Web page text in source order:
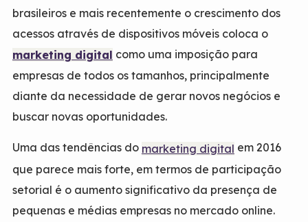
brasileiros e mais recentemente o crescimento dos
acessos através de dispositivos móveis coloca o
marketing digital como uma imposição para
empresas de todos os tamanhos, principalmente
diante da necessidade de gerar novos negócios e
buscar novas oportunidades.
Uma das tendências do marketing digital em 2016
que parece mais forte, em termos de participação
setorial é o aumento significativo da presença de
pequenas e médias empresas no mercado online.